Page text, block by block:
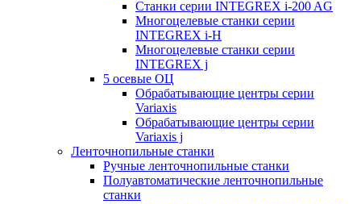
Cтанки серии INTEGREX i-200 AG
Многоцелевые станки серии
INTEGREX i-H
Многоцелевые станки серии
INTEGREX j
5 осевые ОЦ
Обрабатывающие центры серии
Variaxis
Обрабатывающие центры серии
Variaxis j
Ленточнопильные станки
Ручные ленточнопильные станки
Полуавтоматические ленточнопильные
станки